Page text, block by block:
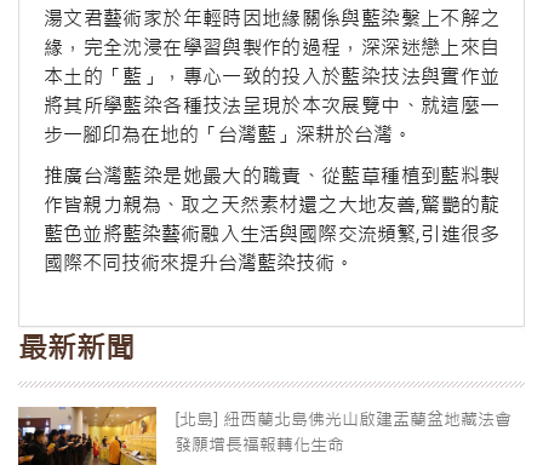
湯文君藝術家於年輕時因地緣關係與藍染繫上不解之
緣，完全沈浸在學習與製作的過程，深深迷戀上來自
本土的「藍」，專心一致的投入於藍染技法與實作並
將其所學藍染各種技法呈現於本次展覽中、就這麼一
步一腳印為在地的「台灣藍」深耕於台灣。
推廣台灣藍染是她最大的職責、從藍草種植到藍料製
作皆親力親為、取之天然素材還之大地友善,驚艷的靛
藍色並將藍染藝術融入生活與國際交流頻繁,引進很多
國際不同技術來提升台灣藍染技術。
最新新聞
[北島] 紐西蘭北島佛光山啟建盂蘭盆地藏法會
發願增長福報轉化生命